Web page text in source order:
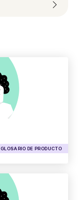
GLOSARIO DE PRODUCTO